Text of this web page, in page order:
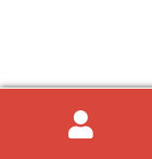
Búsqueda